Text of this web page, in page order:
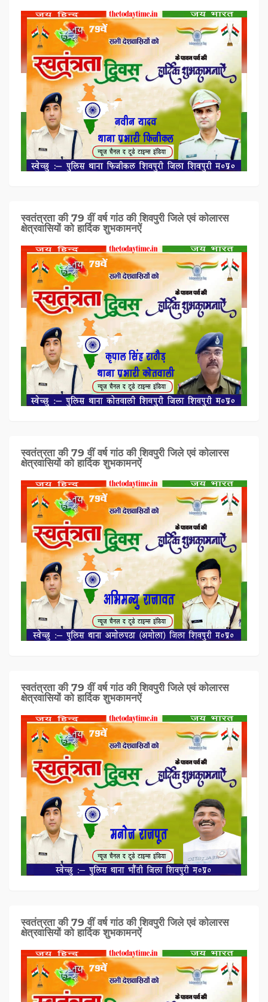
स्वतंत्रता की 79 वीं वर्ष गांठ की शिवपुरी जिले एवं कोलारस
क्षेत्रवासियों को हार्दिक शुभकामनऐं
स्वतंत्रता की 79 वीं वर्ष गांठ की शिवपुरी जिले एवं कोलारस
क्षेत्रवासियों को हार्दिक शुभकामनऐं
स्वतंत्रता की 79 वीं वर्ष गांठ की शिवपुरी जिले एवं कोलारस
क्षेत्रवासियों को हार्दिक शुभकामनऐं
स्वतंत्रता की 79 वीं वर्ष गांठ की शिवपुरी जिले एवं कोलारस
क्षेत्रवासियों को हार्दिक शुभकामनऐं